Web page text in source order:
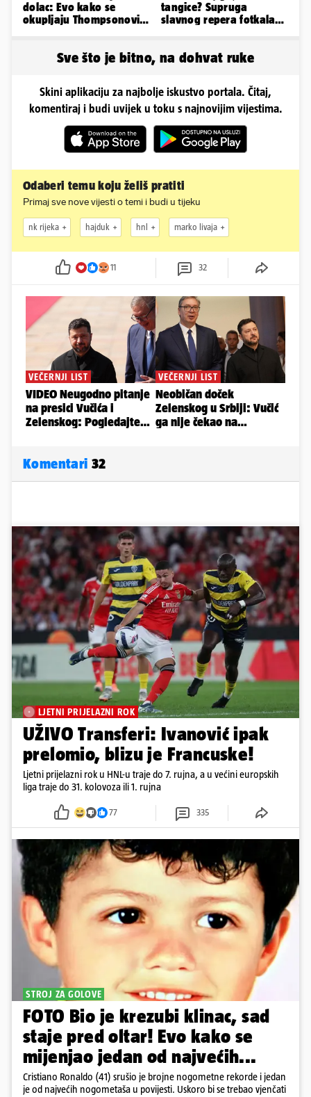
dolac: Evo kako se
okupljaju Thompsonovi
tangice? Supruga
slavnog repera fotkala
Sve što je bitno, na dohvat ruke
Skini aplikaciju za najbolje iskustvo portala. Čitaj,
komentiraj i budi uvijek u toku s najnovijim vijestima.
Odaberi temu koju želiš pratiti
Primaj sve nove vijesti o temi i budi u tijeku
nk rijeka hajduk hnl marko livaja
11 32
Komentari 32
LJETNI PRIJELAZNI ROK
UŽIVO Transferi: Ivanović ipak
prelomio, blizu je Francuske!
Ljetni prijelazni rok u HNL-u traje do 7. rujna, a u većini europskih
liga traje do 31. kolovoza ili 1. rujna
77 335
STROJ ZA GOLOVE
FOTO Bio je krezubi klinac, sad
staje pred oltar! Evo kako se
mijenjao jedan od najvećih...
Cristiano Ronaldo (41) srušio je brojne nogometne rekorde i jedan
je od najvećih nogometaša u povijesti. Uskoro bi se trebao vjenčati